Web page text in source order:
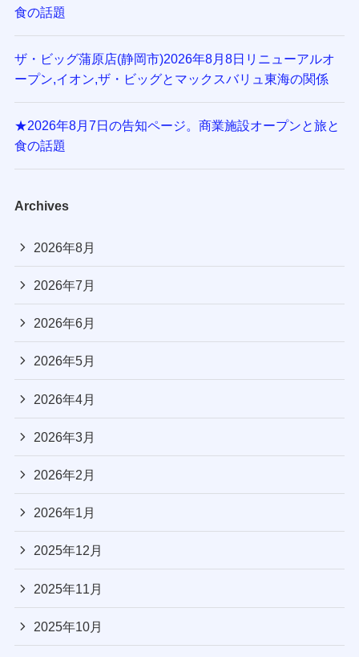
食の話題
ザ・ビッグ蒲原店(静岡市)2026年8月8日リニューアルオ
ープン,イオン,ザ・ビッグとマックスバリュ東海の関係
★2026年8月7日の告知ページ。商業施設オープンと旅と
食の話題
Archives
2026年8月
2026年7月
2026年6月
2026年5月
2026年4月
2026年3月
2026年2月
2026年1月
2025年12月
2025年11月
2025年10月